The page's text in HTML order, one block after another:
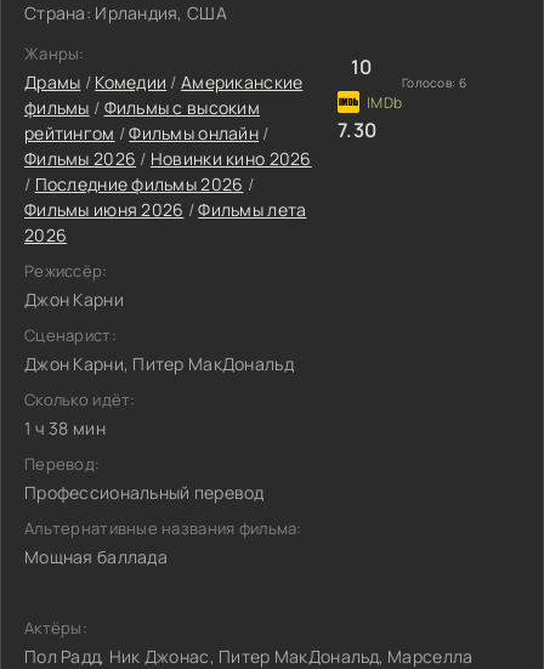
Страна: Ирландия, США
Жанры:
Драмы / Комедии /Американские
фильмы / Фильмы с высоким
рейтингом /Фильмы онлайн /
Фильмы 2026 / Новинки кино 2026
/ Последние фильмы 2026 /
Фильмы июня 2026 /Фильмы лета
2026
Режиссёр:
Джон Карни
Сценарист:
Джон Карни, Питер МакДональд
Сколько идёт:
1 ч 38 мин
Перевод:
Профессиональный перевод
Альтернативные названия фильма:
Мощная баллада
10
Голосов: 6
7.30
Актёры:
Пол Радд, Ник Джонас, Питер МакДональд, Марселла